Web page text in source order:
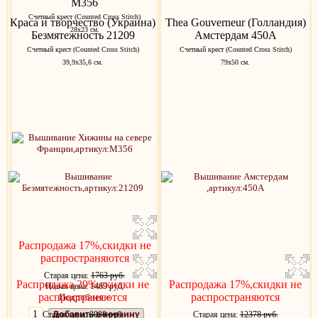
M356
Счетный крест (Counted Cross Stitch)
28x23 см.
Распродажа 17%,скидки не
распространяются
Старая цена: 1763 руб.
Новая цена: 1469 руб.
Подробнее »
Добавить в корзину
Краса и творчество (Украина)
Безмятежность 21209
Счетный крест (Counted Cross Stitch)
39,9х35,6 см.
Распродажа 29%,скидки не
распространяются
Старая цена:3030 руб.
Thea Gouverneur (Голландия)
Амстердам 450A
Счетный крест (Counted Cross Stitch)
79х50 см.
Распродажа 17%,скидки не
распространяются
Старая цена:12378 руб.